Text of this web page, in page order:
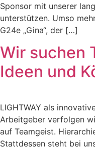
Sponsor mit unserer
unterstützen. Umso
G24e „Gina“, der […]
Wir suchen
Ideen und
LIGHTWAY als
Arbeitgeber verfolgen
auf Teamgeist.
Stattdessen steht bei